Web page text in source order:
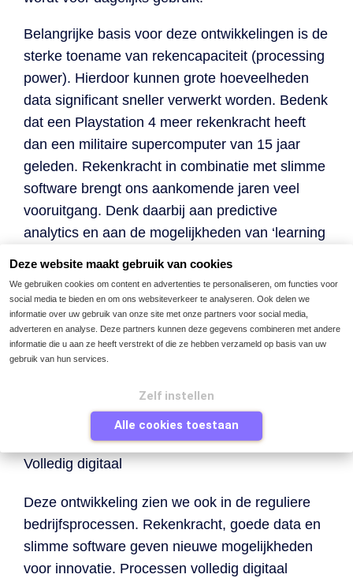
Deze website maakt gebruik van cookies
We gebruiken cookies om content en advertenties te personaliseren, om functies voor
social media te bieden en om ons websiteverkeer te analyseren. Ook delen we
informatie over uw gebruik van onze site met onze partners voor social media,
adverteren en analyse. Deze partners kunnen deze gegevens combineren met andere
informatie die u aan ze heeft verstrekt of die ze hebben verzameld op basis van uw
gebruik van hun services.
Zelf instellen
Alle cookies toestaan
Belangrijke basis voor deze ontwikkelingen is de
sterke toename van rekencapaciteit (processing
power). Hierdoor kunnen grote hoeveelheden
data significant sneller verwerkt worden. Bedenk
dat een Playstation 4 meer rekenkracht heeft
dan een militaire supercomputer van 15 jaar
geleden. Rekenkracht in combinatie met slimme
software brengt ons aankomende jaren veel
vooruitgang. Denk daarbij aan predictive
analytics en aan de mogelijkheden van ‘learning
aangetoond met de zelfrijdende auto van
George Hotz. Deze Amerikaan heeft voor een
paar duizend dollar een zelf rijdende auto
ontwikkeld. Niet door miljoenen regels code te
kloppen maar door gebruik te maken van
slimme ‘learning algoritmes’. De mogelijkheid
om data op een juiste manier te kunnen
verwerken is in al deze voorbeelden cruciaal.
Volledig digitaal
Deze ontwikkeling zien we ook in de reguliere
bedrijfsprocessen. Rekenkracht, goede data en
slimme software geven nieuwe mogelijkheden
voor innovatie. Processen volledig digitaal